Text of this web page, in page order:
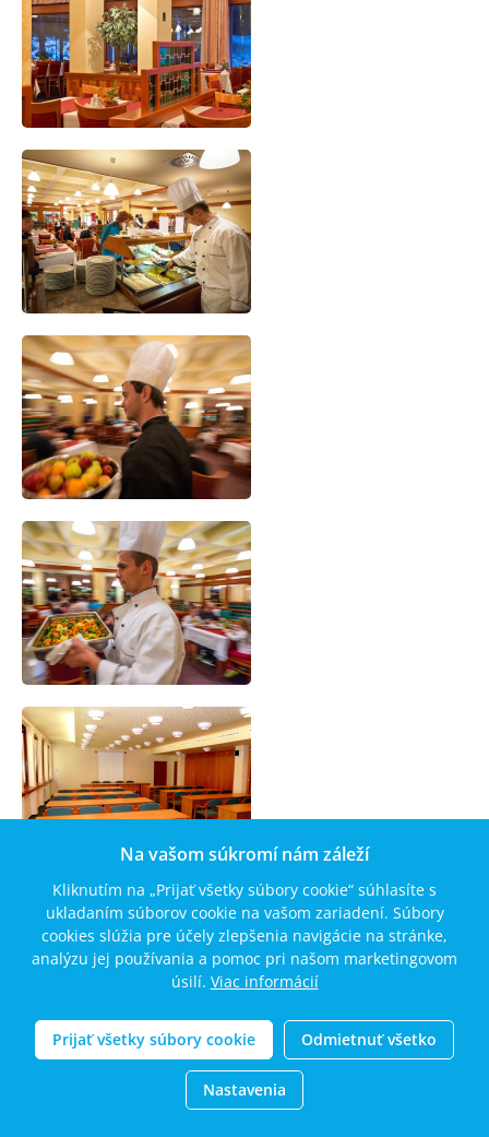
Na vašom súkromí nám záleží
Kliknutím na „Prijať všetky súbory cookie“ súhlasíte s
ukladaním súborov cookie na vašom zariadení. Súbory
cookies slúžia pre účely zlepšenia navigácie na stránke,
analýzu jej používania a pomoc pri našom marketingovom
úsilí. Viac informácií
Prijať všetky súbory cookie Odmietnuť všetko
Nastavenia